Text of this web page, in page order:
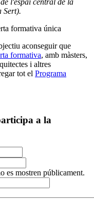
l'espai central de la
Sert).
formativa única
aconseguir que
formativa, amb màsters,
i altres
tot el Programa
a la
es mostren públicament.